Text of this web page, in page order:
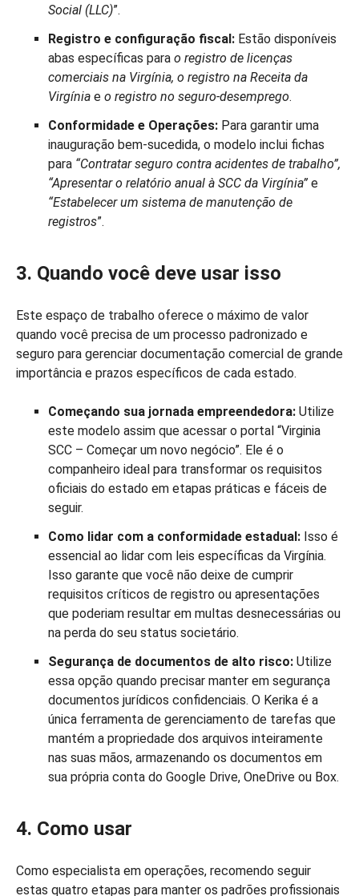
Social (LLC)”.
Registro e configuração fiscal: Estão disponíveis
abas específicas para o registro de licenças
comerciais na Virgínia, o registro na Receita da
Virgínia e o registro no seguro-desemprego.
Conformidade e Operações: Para garantir uma
inauguração bem-sucedida, o modelo inclui fichas
para “Contratar seguro contra acidentes de trabalho”,
“Apresentar o relatório anual à SCC da Virgínia” e
“Estabelecer um sistema de manutenção de
registros”.
3. Quando você deve usar isso
Este espaço de trabalho oferece o máximo de valor
quando você precisa de um processo padronizado e
seguro para gerenciar documentação comercial de grande
importância e prazos específicos de cada estado.
Começando sua jornada empreendedora: Utilize
este modelo assim que acessar o portal “Virginia
SCC – Começar um novo negócio”. Ele é o
companheiro ideal para transformar os requisitos
oficiais do estado em etapas práticas e fáceis de
seguir.
Como lidar com a conformidade estadual: Isso é
essencial ao lidar com leis específicas da Virgínia.
Isso garante que você não deixe de cumprir
requisitos críticos de registro ou apresentações
que poderiam resultar em multas desnecessárias ou
na perda do seu status societário.
Segurança de documentos de alto risco: Utilize
essa opção quando precisar manter em segurança
documentos jurídicos confidenciais. O Kerika é a
única ferramenta de gerenciamento de tarefas que
mantém a propriedade dos arquivos inteiramente
nas suas mãos, armazenando os documentos em
sua própria conta do Google Drive, OneDrive ou Box.
4. Como usar
Como especialista em operações, recomendo seguir
estas quatro etapas para manter os padrões profissionais